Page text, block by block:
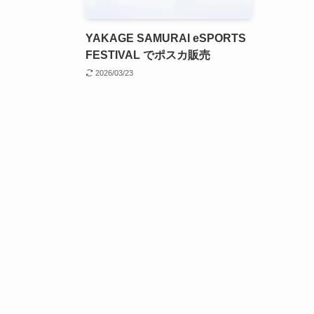
YAKAGE SAMURAI eSPORTS
FESTIVAL でポスカ販売
2026/03/23